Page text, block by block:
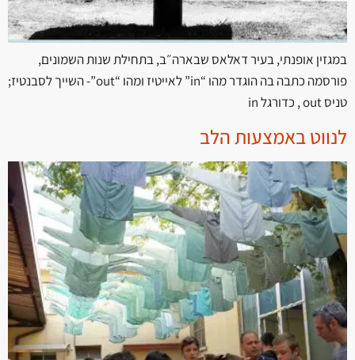
במגזין אופנתי, בעיר דאלאס שבארה״ב, בתחילת שנות השמונים,
פורסמה כתבה בה הוגדר מהו “in” לאייטיז ומהו “out”- השייך לסבנטיז;
טניס out , כדורגל in
לנווט באמצעות הלב